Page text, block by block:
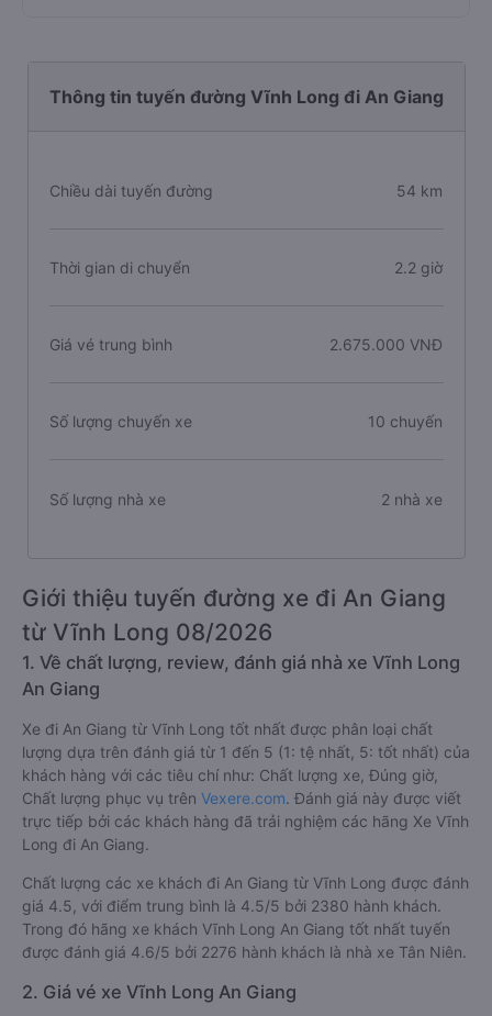
Thông tin tuyến đường Vĩnh Long đi An Giang
Chiều dài tuyến đường 54 km
Thời gian di chuyển 2.2 giờ
Giá vé trung bình 2.675.000 VNĐ
Số lượng chuyến xe 10 chuyến
Số lượng nhà xe 2 nhà xe
Giới thiệu tuyến đường xe đi An Giang
từ Vĩnh Long 08/2026
1. Về chất lượng, review, đánh giá nhà xe Vĩnh Long
An Giang
Xe đi An Giang từ Vĩnh Long tốt nhất được phân loại chất
lượng dựa trên đánh giá từ 1 đến 5 (1: tệ nhất, 5: tốt nhất) của
khách hàng với các tiêu chí như: Chất lượng xe, Đúng giờ,
Chất lượng phục vụ trên Vexere.com. Đánh giá này được viết
trực tiếp bởi các khách hàng đã trải nghiệm các hãng Xe Vĩnh
Long đi An Giang.
Chất lượng các xe khách đi An Giang từ Vĩnh Long được đánh
giá 4.5, với điểm trung bình là 4.5/5 bởi 2380 hành khách.
Trong đó hãng xe khách Vĩnh Long An Giang tốt nhất tuyến
được đánh giá 4.6/5 bởi 2276 hành khách là nhà xe Tân Niên.
2. Giá vé xe Vĩnh Long An Giang